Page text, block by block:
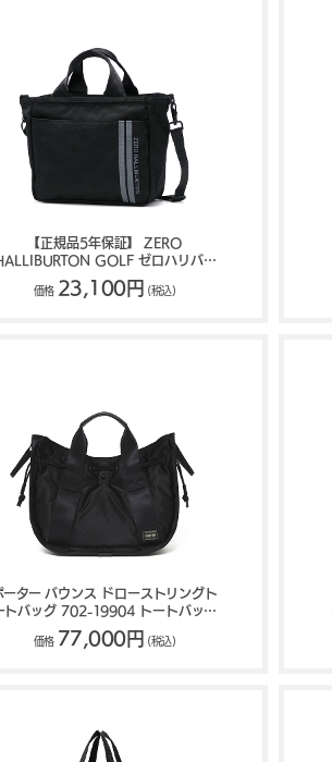
【正規品5年保証】 ZERO
GOLF ゼロハリバー
トンゴルフ JC Series Shoulder Cart
Tote ZHG-B26 Jacquard Camo
価格 23,100円 (税込)
ーター バウンス ドローストリングト
トバッグ 702-19904 トートバッグ
吉田カバン PORTER BOUNCE
価格 77,000円 (税込)